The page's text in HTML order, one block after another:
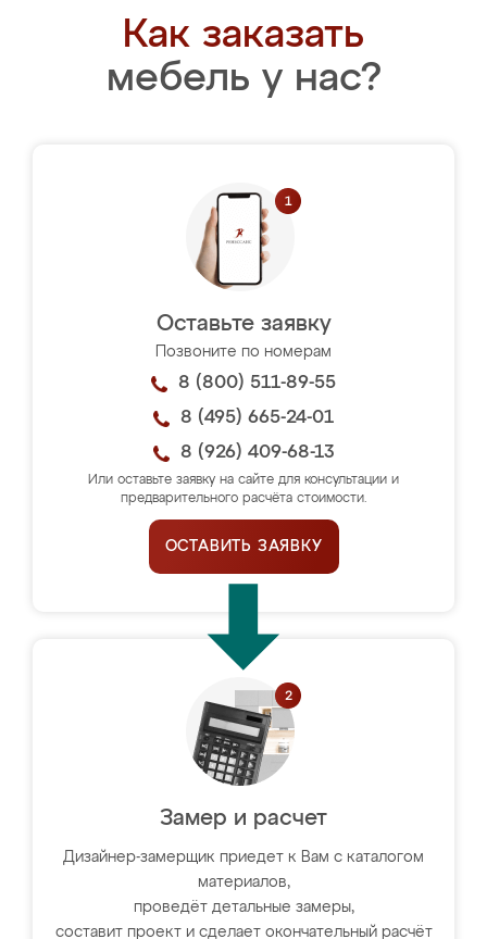
Как заказать
мебель у нас?
Оставьте заявку
Позвоните по номерам
8 (800) 511-89-55
8 (495) 665-24-01
8 (926) 409-68-13
Или оставьте заявку на сайте для консультации и
предварительного расчёта стоимости.
ОСТАВИТЬ ЗАЯВКУ
Замер и расчет
Дизайнер-замерщик приедет к Вам с каталогом
материалов,
проведёт детальные замеры,
составит проект и сделает окончательный расчёт